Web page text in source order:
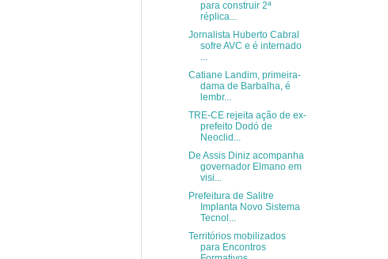
para construir 2ª
réplica...
Jornalista Huberto Cabral
sofre AVC e é internado
...
Catiane Landim, primeira-
dama de Barbalha, é
lembr...
TRE-CE rejeita ação de ex-
prefeito Dodó de
Neoclid...
De Assis Diniz acompanha
governador Elmano em
visi...
Prefeitura de Salitre
Implanta Novo Sistema
Tecnol...
Territórios mobilizados
para Encontros